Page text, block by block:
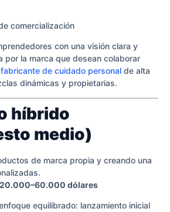
comercialización
con una visión clara y
por la marca que desean colaborar
fabricante de cuidado personal de alta
dinámicas y propietarias.
híbrido
medio)
de marca propia y creando una
dólares
equilibrado: lanzamiento inicial